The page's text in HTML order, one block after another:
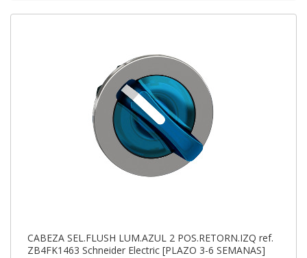
CABEZA SEL.FLUSH LUM.AZUL 2 POS.RETORN.IZQ ref.
ZB4FK1463 Schneider Electric [PLAZO 3-6 SEMANAS]